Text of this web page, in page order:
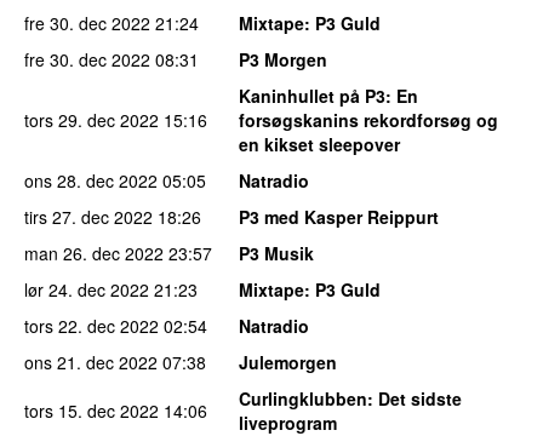
fre 30. dec 2022 21:24 Mixtape: P3 Guld
fre 30. dec 2022 08:31 P3 Morgen
tors 29. dec 2022 15:16
Kaninhullet på P3: En
forsøgskanins rekordforsøg og
en kikset sleepover
ons 28. dec 2022 05:05
Natradio
tirs 27. dec 2022 18:26
P3 med Kasper Reippurt
man 26. dec 2022 23:57
P3 Musik
lør 24. dec 2022 21:23 Mixtape: P3 Guld
tors 22. dec 2022 02:54
Natradio
ons 21. dec 2022 07:38
Julemorgen
tors 15. dec 2022 14:06 Curlingklubben: Det sidste
liveprogram